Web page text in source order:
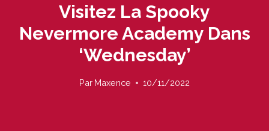
Visitez La Spooky
Nevermore Academy Dans
‘Wednesday’
Par Maxence 10/11/2022